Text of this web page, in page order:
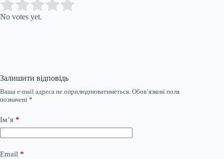
Rate this item:
No votes yet.
Залишити відповідь
Ваша e-mail адреса не оприлюднюватиметься. Обов’язкові поля
позначені *
Ім’я *
Email *